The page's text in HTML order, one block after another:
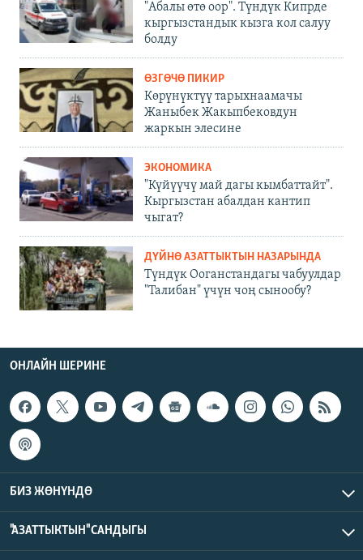
"Абалы өтө оор". Түндүк Кипрде
кыргызстандык кызга кол салуу
болду
ӨЗГӨЧӨ ПИКИР
Көрүнүктүү тарыхнаамачы
Жаныбек Жакыпбековдун
жаркын элесине
ЭКОНОМИКА
"Күйүүчү май дагы кымбаттайт".
Кыргызстан абалдан кантип
чыгат?
ДҮЙНӨ АЗАТТЫКТЫН НАЗАРЫНДА
Түндүк Ооганстандагы чабуулдар
"Талибан" үчүн чоң сынообу?
ОНЛАЙН ШЕРИНЕ
БИЗ ЖӨНҮНДӨ
"АЗАТТЫКТЫН" САНДЫГЫ